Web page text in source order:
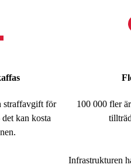
straffavgift för
kan kosta
100 000 fler
Infrastrukturen